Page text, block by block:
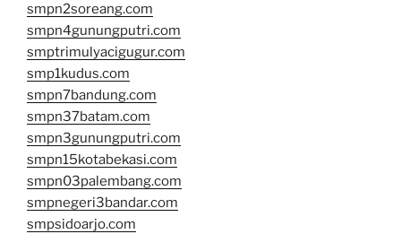
smpn2soreang.com
smpn4gunungputri.com
smptrimulyacigugur.com
smp1kudus.com
smpn7bandung.com
smpn37batam.com
smpn3gunungputri.com
smpn15kotabekasi.com
smpn03palembang.com
smpnegeri3bandar.com
smpsidoarjo.com